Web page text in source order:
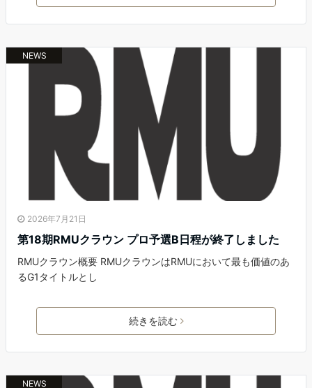
NEWS
2026年7月21日
第18期RMUクラウン プロ予選B日程が終了しました
RMUクラウン概要 RMUクラウンはRMUにおいて最も価値のあ
るG1タイトルとし
続きを読む
NEWS